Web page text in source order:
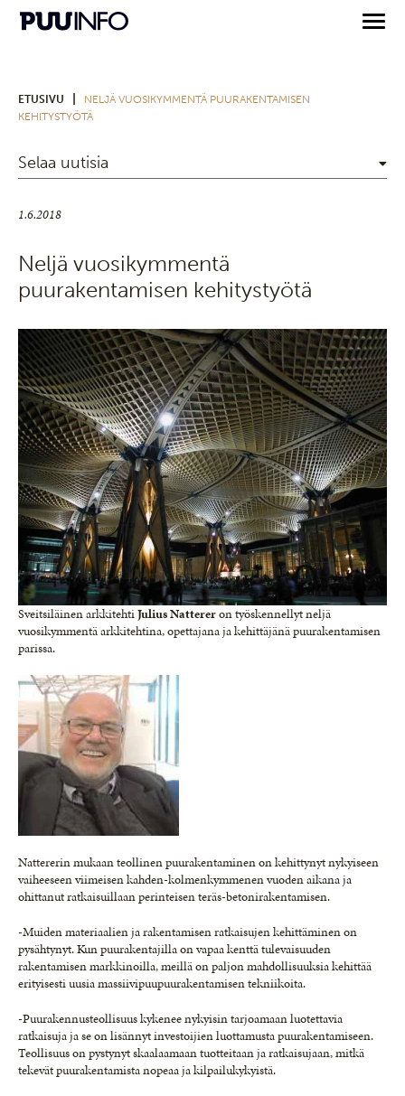
ETUSIVU
NELJÄ VUOSIKYMMENTÄ PUURAKENTAMISEN
KEHITYSTYÖTÄ
Selaa uutisia
1.6.2018
Neljä vuosikymmentä
puurakentamisen kehitystyötä
Sveitsiläinen arkkitehtiJulius Nattereron työskennellyt neljä
vuosikymmentä arkkitehtina, opettajana ja kehittäjänä puurakentamisen
parissa.
Nattererin mukaan teollinen puurakentaminen on kehittynyt nykyiseen
vaiheeseen viimeisen kahden-kolmenkymmenen vuoden aikana ja
ohittanut ratkaisuillaan perinteisen teräs-betonirakentamisen.
-Muiden materiaalien ja rakentamisen ratkaisujen kehittäminen on
pysähtynyt. Kun puurakentajilla on vapaa kenttä tulevaisuuden
rakentamisen markkinoilla, meillä on paljon mahdollisuuksia kehittää
erityisesti uusia massiivipuupuurakentamisen tekniikoita.
-Puurakennusteollisuus kykenee nykyisin tarjoamaan luotettavia
ratkaisuja ja se on lisännyt investoijien luottamusta puurakentamiseen.
Teollisuus on pystynyt skaalaamaan tuotteitaan ja ratkaisujaan, mitkä
tekevät puurakentamista nopeaa ja kilpailukykyistä.